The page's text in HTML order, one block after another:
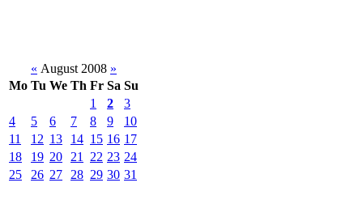
« August 2008 »
Mo Tu We Th Fr Sa Su
1
2
3
4
5 6 7 8 9
10
11
12 13 14 15 16 17
18
19 20 21 22 23 24
25
26 27 28 29 30 31